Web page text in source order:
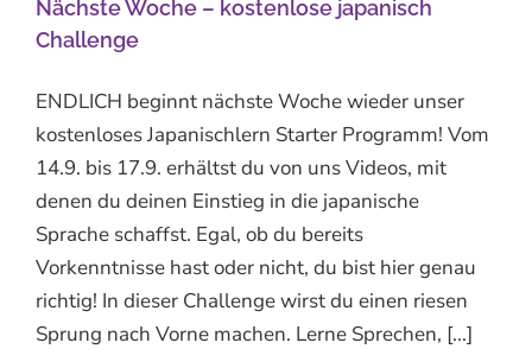
Nächste Woche – kostenlose japanisch
Challenge
ENDLICH beginnt nächste Woche wieder unser
kostenloses Japanischlern Starter Programm! Vom
14.9. bis 17.9. erhältst du von uns Videos, mit
denen du deinen Einstieg in die japanische
Sprache schaffst. Egal, ob du bereits
Vorkenntnisse hast oder nicht, du bist hier genau
richtig! In dieser Challenge wirst du einen riesen
Sprung nach Vorne machen. Lerne Sprechen, [...]